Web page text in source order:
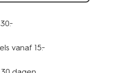
vanaf 15.-